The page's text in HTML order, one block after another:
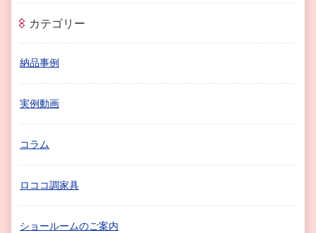
カテゴリー
納品事例
実例動画
コラム
ロココ調家具
ショールームのご案内